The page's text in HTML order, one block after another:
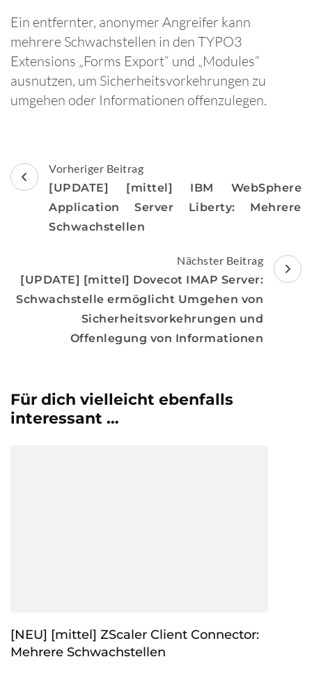
Ein entfernter, anonymer Angreifer kann
mehrere Schwachstellen in den TYPO3
Extensions „Forms Export“ und „Modules“
ausnutzen, um Sicherheitsvorkehrungen zu
umgehen oder Informationen offenzulegen.
Beitragsnavigation
Vorheriger Beitrag
[UPDATE] [mittel] IBM WebSphere
Application Server Liberty: Mehrere
Schwachstellen
Nächster Beitrag
[UPDATE] [mittel] Dovecot IMAP Server:
Schwachstelle ermöglicht Umgehen von
Sicherheitsvorkehrungen und
Offenlegung von Informationen
Für dich vielleicht ebenfalls
interessant …
[NEU] [mittel] ZScaler Client Connector:
Mehrere Schwachstellen